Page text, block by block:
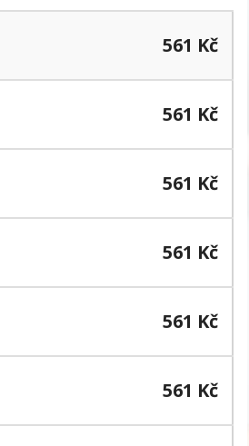
561 Kč
561 Kč
561 Kč
561 Kč
561 Kč
561 Kč